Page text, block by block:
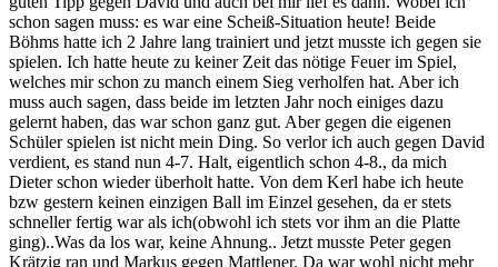
schon sagen muss: es war eine Scheiß-Situation heute! Beide
Böhms hatte ich 2 Jahre lang trainiert und jetzt musste ich gegen sie
spielen. Ich hatte heute zu keiner Zeit das nötige Feuer im Spiel,
welches mir schon zu manch einem Sieg verholfen hat. Aber ich
muss auch sagen, dass beide im letzten Jahr noch einiges dazu
gelernt haben, das war schon ganz gut. Aber gegen die eigenen
Schüler spielen ist nicht mein Ding. So verlor ich auch gegen David
verdient, es stand nun 4-7. Halt, eigentlich schon 4-8., da mich
Dieter schon wieder überholt hatte. Von dem Kerl habe ich heute
bzw gestern keinen einzigen Ball im Einzel gesehen, da er stets
schneller fertig war als ich(obwohl ich stets vor ihm an die Platte
ging)..Was da los war, keine Ahnung.. Jetzt musste Peter gegen
Krätzig ran und Markus gegen Mattlener. Da war wohl nicht mehr